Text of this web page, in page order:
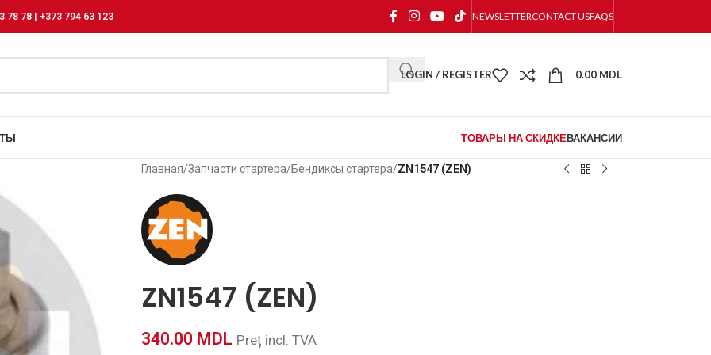
78 78 | +373 794 63 123 NEWSLETTERCONTACT USFAQS
LOGIN / REGISTER 0.00 MDL
ТОВАРЫ НА СКИДКЕВАКАНСИИ
Главная/Запчасти стартера/Бендиксы стартера/ZN1547 (ZEN)
ZN1547 (ZEN)
340.00 MDL Preț incl. TVA